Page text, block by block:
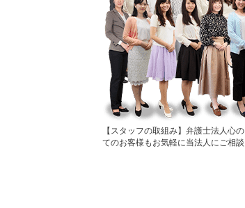
スタッフの取組み
弁護士法人心
てのお客様もお気軽に当法人にご相談